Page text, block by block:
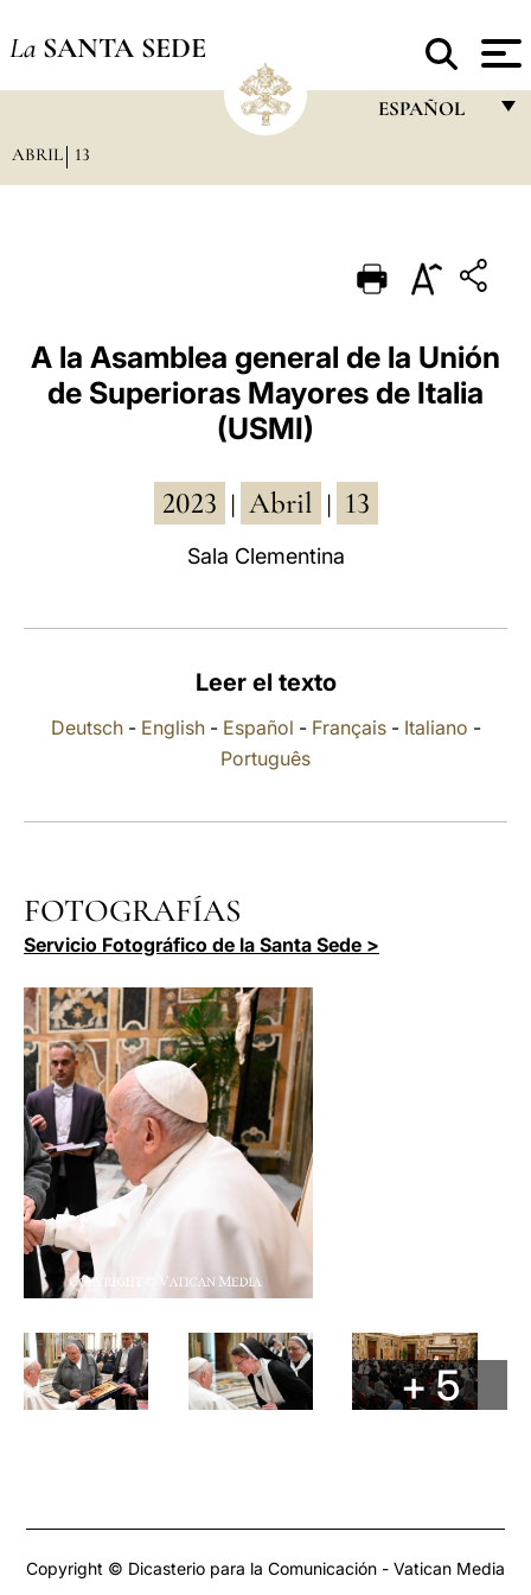
La SANTA SEDE
ESPAÑOL
PORTUGUÊS
ESPAÑOL
DEUTSCH
العربيّة
中文
ABRIL 13
A la Asamblea general de la Unión
de Superioras Mayores de Italia
(USMI)
2023 Abril 13
Sala Clementina
Leer el texto
Deutsch- English- Español - Français- Italiano -
Português
FOTOGRAFÍAS
Servicio Fotográfico de la Santa Sede >
+ 5
Copyright © Dicasterio para la Comunicación - Vatican Media